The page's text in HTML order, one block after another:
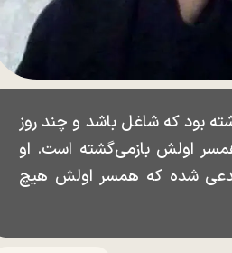
بود که شاغل باشد و چند روز
اولش بازمی‌گشته است. او
مدعی شده که همسر اولش هیچ